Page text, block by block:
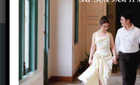
Art Gallery wedding theme
Google Maps QR Code